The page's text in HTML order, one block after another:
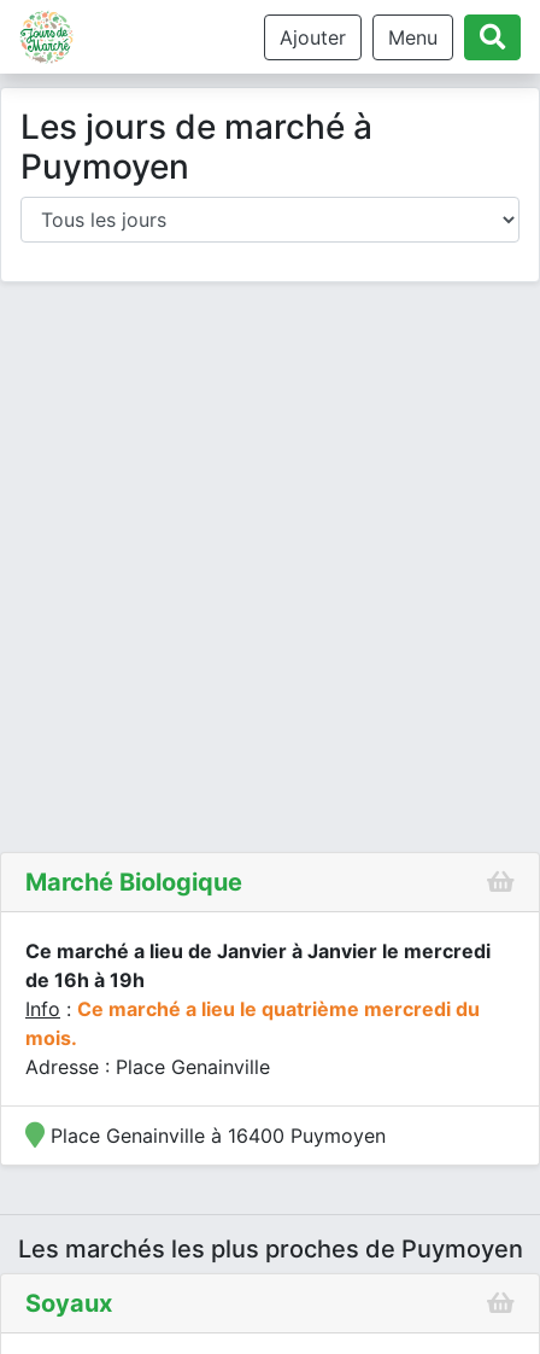
Ajouter Menu
Les jours de marché à
Puymoyen
Marché Biologique
Ce marché a lieu de Janvier à Janvier le mercredi
de 16h à 19h
Info : Ce marché a lieu le quatrième mercredi du
mois.
Adresse : Place Genainville
Place Genainville à 16400 Puymoyen
Les marchés les plus proches de Puymoyen
Soyaux